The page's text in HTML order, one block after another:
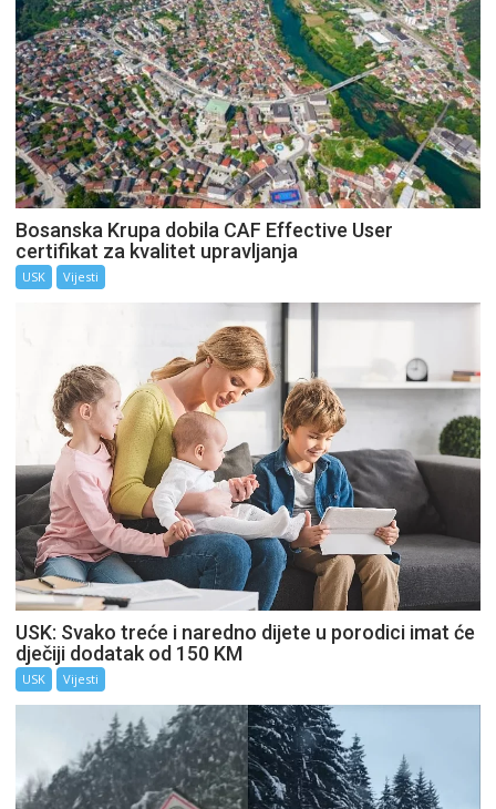
Bosanska Krupa dobila CAF Effective User
certifikat za kvalitet upravljanja
USK Vijesti
USK: Svako treće i naredno dijete u porodici imat će
dječiji dodatak od 150 KM
USK Vijesti